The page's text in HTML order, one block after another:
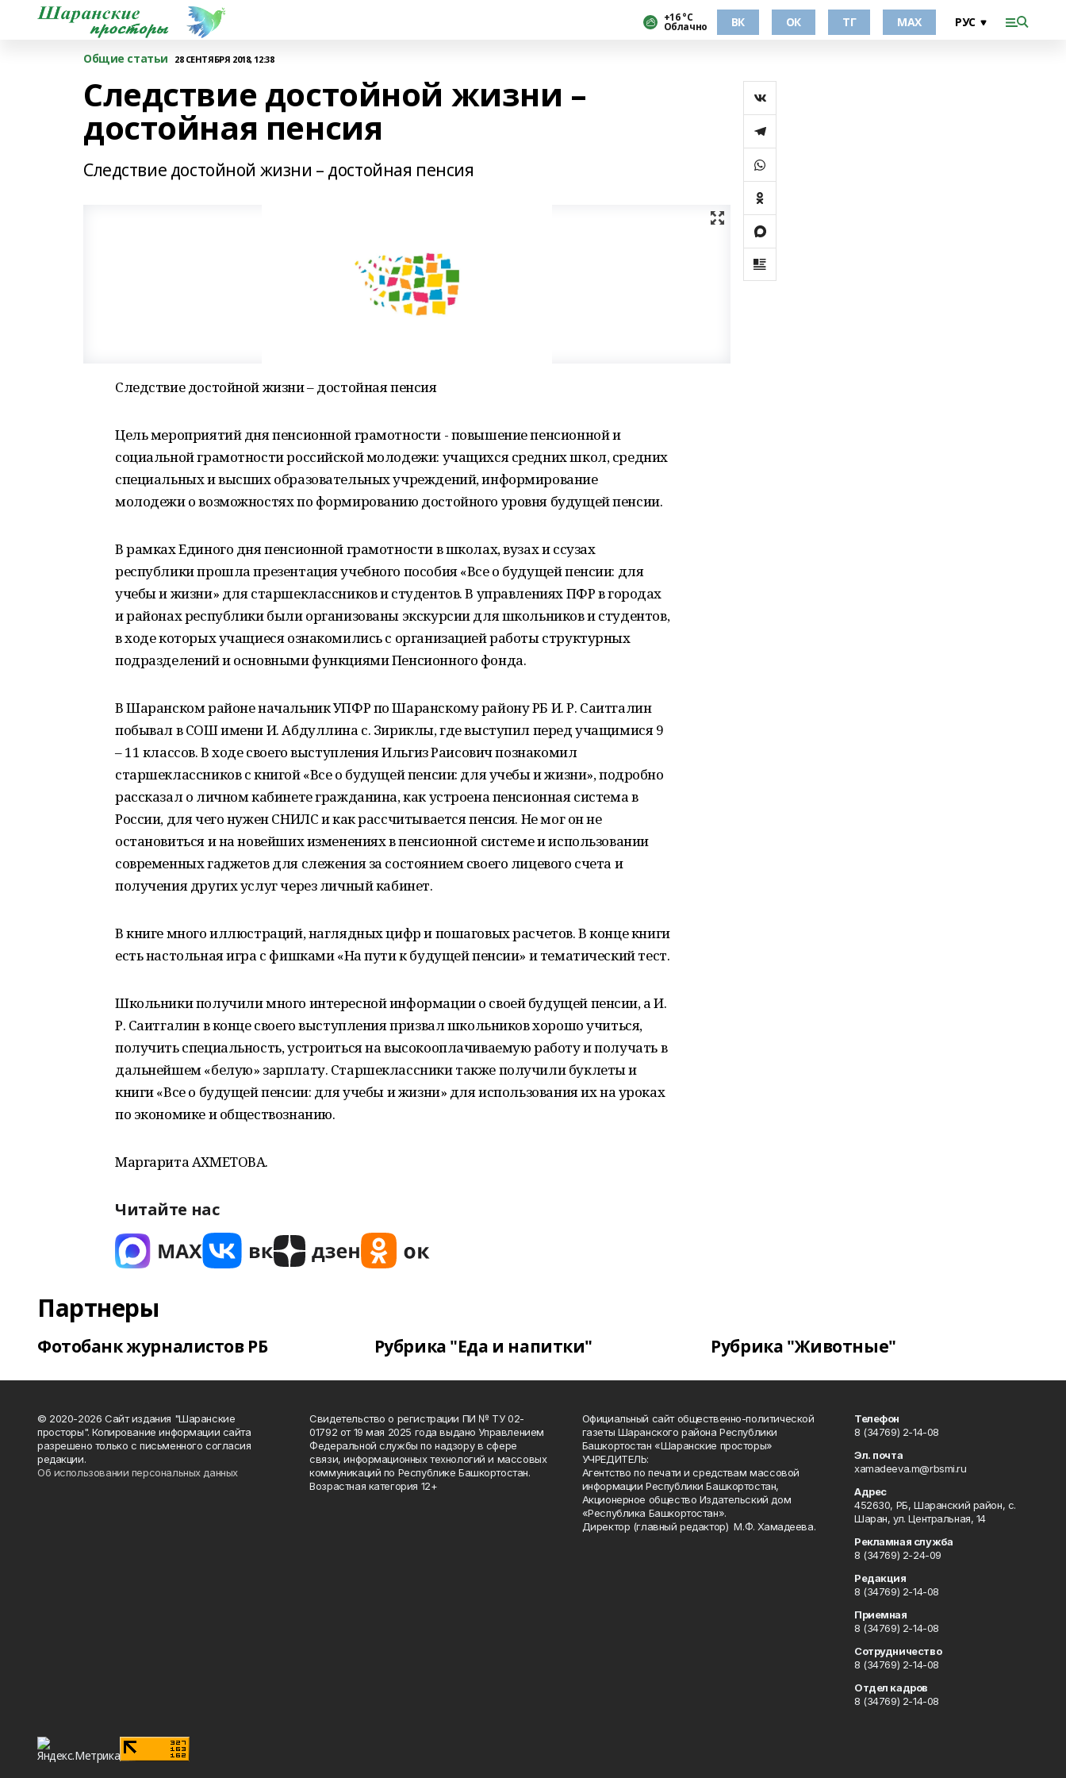
+16 °С
Облачно ВК ОК ТГ МАХ
Общие статьи 28 СЕНТЯБРЯ 2018, 12:38
Следствие достойной жизни –
достойная пенсия
Следствие достойной жизни – достойная пенсия
Следствие достойной жизни – достойная пенсия
Цель мероприятий дня пенсионной грамотности - повышение пенсионной и
социальной грамотности российской молодежи: учащихся средних школ, средних
специальных и высших образовательных учреждений, информирование
молодежи о возможностях по формированию достойного уровня будущей пенсии.
В рамках Единого дня пенсионной грамотности в школах, вузах и ссузах
республики прошла презентация учебного пособия «Все о будущей пенсии: для
учебы и жизни» для старшеклассников и студентов. В управлениях ПФР в городах
и районах республики были организованы экскурсии для школьников и студентов,
в ходе которых учащиеся ознакомились с организацией работы структурных
подразделений и основными функциями Пенсионного фонда.
В Шаранском районе начальник УПФР по Шаранскому району РБ И. Р. Саитгалин
побывал в СОШ имени И. Абдуллина с. Зириклы, где выступил перед учащимися 9
– 11 классов. В ходе своего выступления Ильгиз Раисович познакомил
старшеклассников с книгой «Все о будущей пенсии: для учебы и жизни», подробно
рассказал о личном кабинете гражданина, как устроена пенсионная система в
России, для чего нужен СНИЛС и как рассчитывается пенсия. Не мог он не
остановиться и на новейших изменениях в пенсионной системе и использовании
современных гаджетов для слежения за состоянием своего лицевого счета и
получения других услуг через личный кабинет.
В книге много иллюстраций, наглядных цифр и пошаговых расчетов. В конце книги
есть настольная игра с фишками «На пути к будущей пенсии» и тематический тест.
Школьники получили много интересной информации о своей будущей пенсии, а И.
Р. Саитгалин в конце своего выступления призвал школьников хорошо учиться,
получить специальность, устроиться на высокооплачиваемую работу и получать в
дальнейшем «белую» зарплату. Старшеклассники также получили буклеты и
книги «Все о будущей пенсии: для учебы и жизни» для использования их на уроках
по экономике и обществознанию.
Маргарита АХМЕТОВА.
Читайте нас
Партнеры
Фотобанк журналистов РБ Рубрика "Еда и напитки" Рубрика "Животные"
© 2020-2026 Сайт издания "Шаранские
просторы". Копирование информации сайта
разрешено только с письменного согласия
редакции.
Об использовании персональных данных
Свидетельство о регистрации ПИ № ТУ 02-
01792 от 19 мая 2025 года выдано Управлением
Федеральной службы по надзору в сфере
связи, информационных технологий и массовых
коммуникаций по Республике Башкортостан.
Возрастная категория 12+
Официальный сайт общественно-политической
газеты Шаранского района Республики
Башкортостан «Шаранские просторы»
УЧРЕДИТЕЛЬ:
Агентство по печати и средствам массовой
информации Республики Башкортостан,
Акционерное общество Издательский дом
«Республика Башкортостан».
Директор (главный редактор) М.Ф. Хамадеева.
Телефон
8 (34769) 2-14-08
Эл. почта
xamadeeva.m@rbsmi.ru
Адрес
452630, РБ, Шаранский район, с.
Шаран, ул. Центральная, 14
Рекламная служба
8 (34769) 2-24-09
Редакция
8 (34769) 2-14-08
Приемная
8 (34769) 2-14-08
Сотрудничество
8 (34769) 2-14-08
Отдел кадров
8 (34769) 2-14-08